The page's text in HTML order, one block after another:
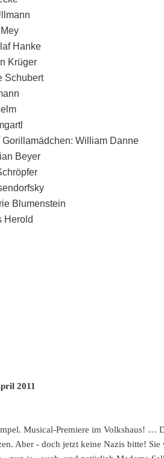
Hanke
Krüger
Schubert
William Danne
Beyer
Blumenstein
Herold
2011
Musical-Premiere im Volkshaus! …
Aber - doch jetzt keine Nazis bitte! Sie